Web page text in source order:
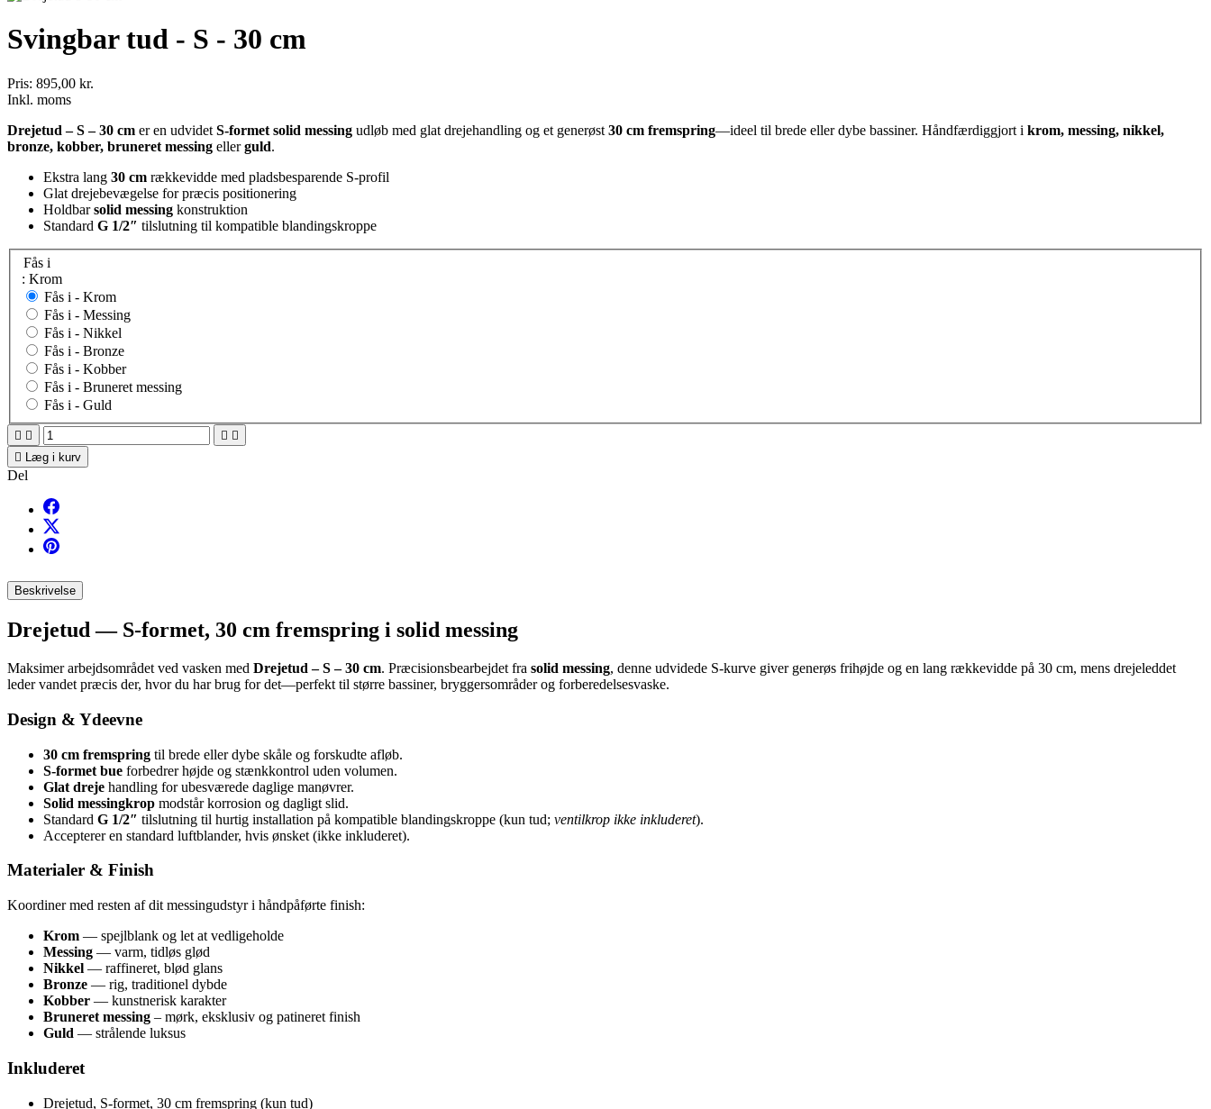
Svingbar tud - S - 30 cm
Pris: 895,00 kr.
Inkl. moms
Drejetud – S – 30 cm er en udvidet S-formet solid messing udløb med glat drejehandling og et generøst 30 cm fremspring—ideel til brede eller dybe bassiner. Håndfærdiggjort i krom, messing, nikkel,
bronze, kobber, bruneret messing ellerguld.
Ekstra lang 30 cm rækkevidde med pladsbesparende S-profil
Glat drejebevægelse for præcis positionering
Holdbarsolid messing konstruktion
Standard G 1/2″ tilslutning til kompatible blandingskroppe
Fås i
: Krom
Fås i - Krom
Fås i - Messing
Fås i - Nikkel
Fås i - Bronze
Fås i - Kobber
Fås i - Bruneret messing
Fås i - Guld
   
 Læg i kurv
Del
Beskrivelse
Drejetud — S-formet, 30 cm fremspring i solid messing
Maksimer arbejdsområdet ved vasken med Drejetud – S – 30 cm. Præcisionsbearbejdet fra solid messing, denne udvidede S-kurve giver generøs frihøjde og en lang rækkevidde på 30 cm, mens drejeleddet
leder vandet præcis der, hvor du har brug for det—perfekt til større bassiner, bryggersområder og forberedelsesvaske.
Design & Ydeevne
30 cm fremspring til brede eller dybe skåle og forskudte afløb.
S-formet bue forbedrer højde og stænkkontrol uden volumen.
Glat dreje handling for ubesværede daglige manøvrer.
Solid messingkrop modstår korrosion og dagligt slid.
Standard G 1/2″ tilslutning til hurtig installation på kompatible blandingskroppe (kun tud; ventilkrop ikke inkluderet).
Accepterer en standard luftblander, hvis ønsket (ikke inkluderet).
Materialer & Finish
Koordiner med resten af dit messingudstyr i håndpåførte finish:
Krom — spejlblank og let at vedligeholde
Messing — varm, tidløs glød
Nikkel — raffineret, blød glans
Bronze — rig, traditionel dybde
Kobber — kunstnerisk karakter
Bruneret messing – mørk, eksklusiv og patineret finish
Guld — strålende luksus
Inkluderet
Drejetud, S-formet, 30 cm fremspring (kun tud)